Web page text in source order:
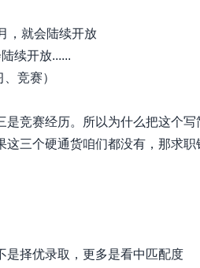
，就会陆续开放
续开放......
竞赛）
竞赛经历。所以为什么把这个写
三个硬通货咱们都没有，那求职
是择优录取，更多是看中匹配度